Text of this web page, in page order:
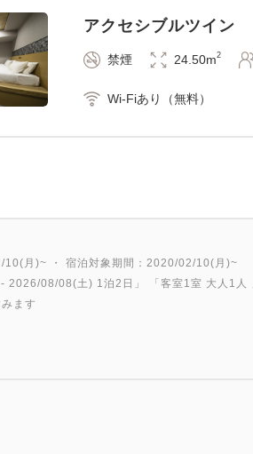
アクセシブルツイン
禁煙 24.50m2
Wi-Fiあり（無料）
月)~ ・ 宿泊対象期間：2020/02/10(月)~
- 2026/08/08(土) 1泊2日 」 「 客室1室 大人1人
ます